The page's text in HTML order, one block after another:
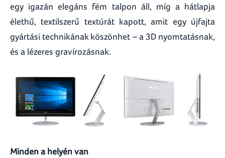
egy igazán elegáns fém talpon áll, míg a hátlapja
élethű, textilszerű textúrát kapott, amit egy újfajta
gyártási technikának köszönhet – a 3D nyomtatásnak,
és a lézeres gravírozásnak.
Minden a helyén van